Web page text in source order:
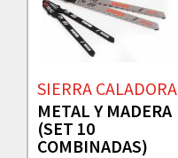
SIERRA CALADORA
METAL Y MADERA
(SET 10
COMBINADAS)